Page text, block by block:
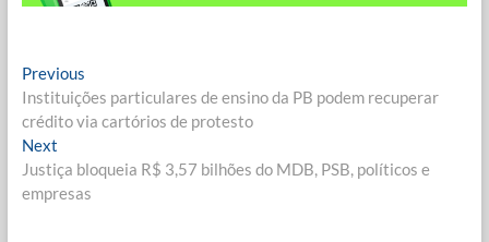
Navegação
de
Post
PreviousPrevious
post:
Instituições particulares de ensino da PB podem recuperar
crédito via cartórios de protesto
NextNext
post:
Justiça bloqueia R$ 3,57 bilhões do MDB, PSB, políticos e
empresas